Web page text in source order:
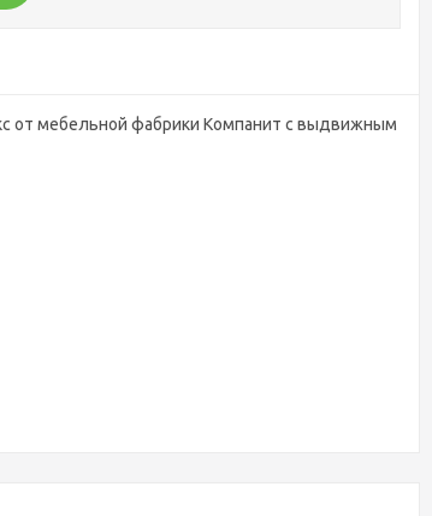
от мебельной фабрики Компанит с выдвижным